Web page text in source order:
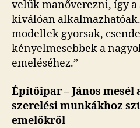
velük manőverezni, így a
kiválóan
modellek gyorsak,
kényelmesebbek a
emeléséhez.”
Építőipar – János mesél
szerelési munkákhoz
emelőkről